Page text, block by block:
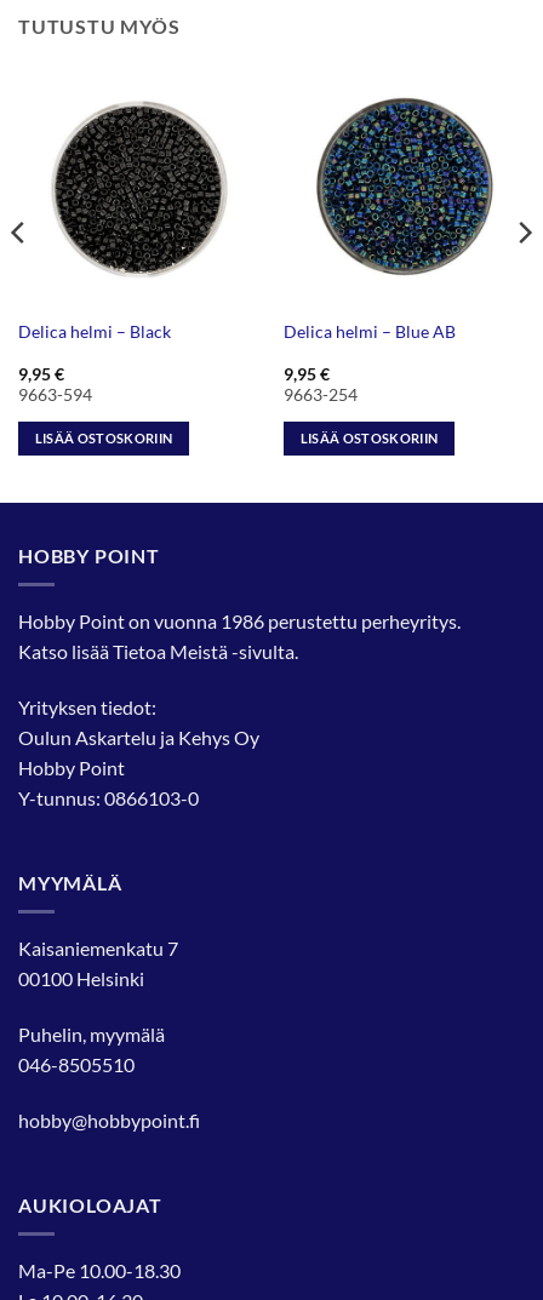
TUTUSTU MYÖS
Delica helmi – Black
9,95€
9663-594
LISÄÄ OSTOSKORIIN
Delica helmi – Blue AB
9,95€
9663-254
LISÄÄ OSTOSKORIIN
HOBBY POINT
Hobby Point on vuonna 1986 perustettu perheyritys.
Katso lisääTietoa Meistä-sivulta.
Yrityksen tiedot:
Oulun Askartelu ja Kehys Oy
Hobby Point
Y-tunnus: 0866103-0
MYYMÄLÄ
Kaisaniemenkatu 7
00100 Helsinki
Puhelin, myymälä
046-8505510
hobby@hobbypoint.fi
AUKIOLOAJAT
Ma-Pe 10.00-18.30